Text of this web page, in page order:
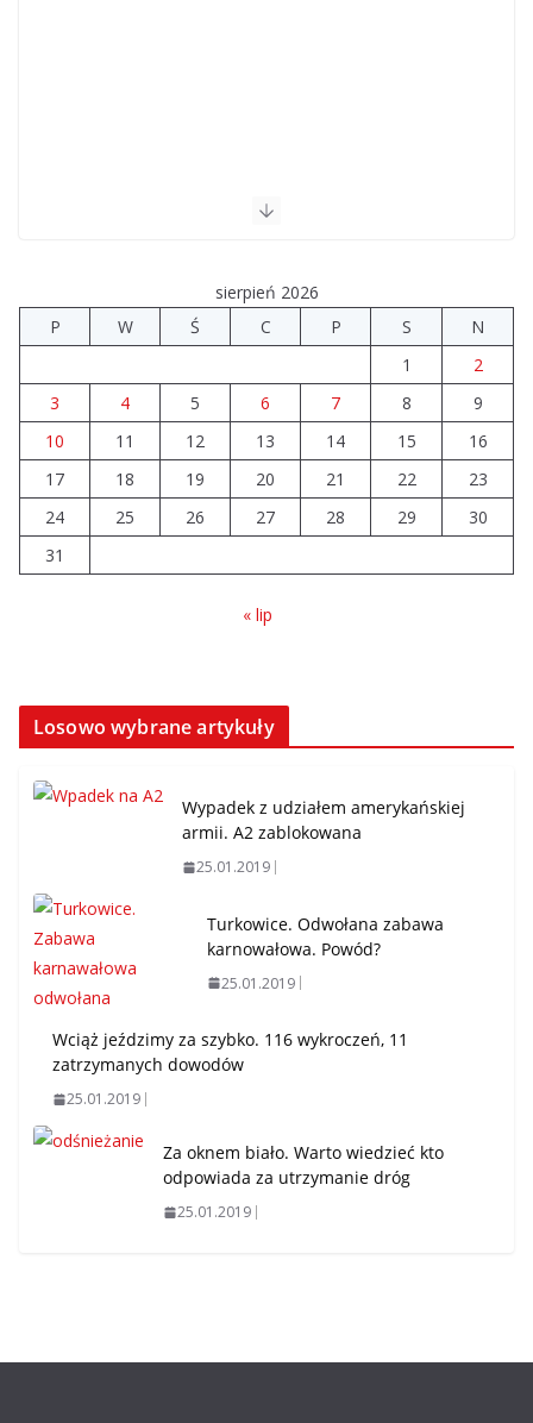
sierpień 2026
P
W Ś C P S
N
1
2
3
4 5 6 7 8
9
10
11 12 13 14 15
16
17
18 19 20 21 22
23
24
25 26 27 28 29
30
31
« lip
Losowo wybrane artykuły
Wypadek z udziałem amerykańskiej
armii. A2 zablokowana
25.01.2019
Turkowice. Odwołana zabawa
karnowałowa. Powód?
25.01.2019
Wciąż jeździmy za szybko. 116 wykroczeń, 11
zatrzymanych dowodów
25.01.2019
Za oknem biało. Warto wiedzieć kto
odpowiada za utrzymanie dróg
25.01.2019